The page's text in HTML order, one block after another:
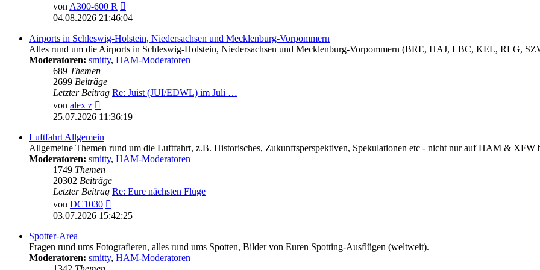
vonA300-600 R
Beitrag
04.08.2026 21:46:04
Airports in Schleswig-Holstein, Niedersachsen und Mecklenburg-Vorpommern
Alles rund um die Airports in Schleswig-Holstein, Niedersachsen und Mecklenburg-Vorpommern (BRE, HAJ, LBC, KEL, RLG,
Moderatoren: smitty, HAM-Moderatoren
689 Themen
2699 Beiträge
Letzter Beitrag Re: Juist (JUI/EDWL) im Juli …
von alex z
Beitrag
25.07.2026 11:36:19
Luftfahrt Allgemein
Allgemeine Themen rund um die Luftfahrt, z.B. Historisches, Zukunftsperspektiven, Spekulationen etc - nicht nur auf HAM & XFW
Moderatoren: smitty, HAM-Moderatoren
1749 Themen
20302 Beiträge
Letzter Beitrag Re: Eure nächsten Flüge
von DC1030
Beitrag
03.07.2026 15:42:25
Spotter-Area
Fragen rund ums Fotografieren, alles rund ums Spotten, Bilder von Euren Spotting-Ausflügen (weltweit).
Moderatoren: smitty, HAM-Moderatoren